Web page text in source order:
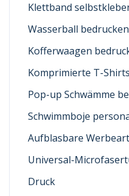
Klettband
Wasserball bedrucken
Kofferwaagen
Komprimierte T-
Pop-up Schwämme
Schwimmboje
Aufblasbare
Universal-
Druck